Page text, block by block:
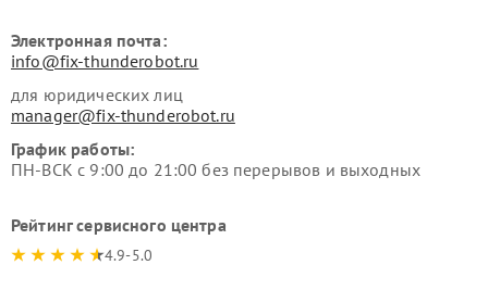
Электронная почта:
info@fix-thunderobot.ru
для юридических лиц
manager@fix-thunderobot.ru
График работы:
ПН-ВСК с 9:00 до 21:00 без перерывов и выходных
Рейтинг сервисного центра
4.9-5.0